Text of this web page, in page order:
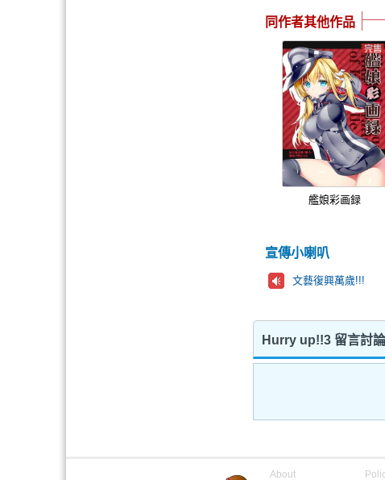
同作者其他作品
艦娘彩画録
宣傳小喇叭
文藝復興萬歲!!!
Hurry up!!3 留言討論
About